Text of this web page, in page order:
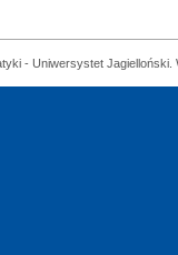
- Uniwersystet